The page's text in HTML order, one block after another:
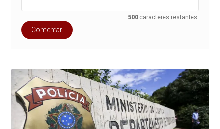
500 caracteres restantes.
Comentar